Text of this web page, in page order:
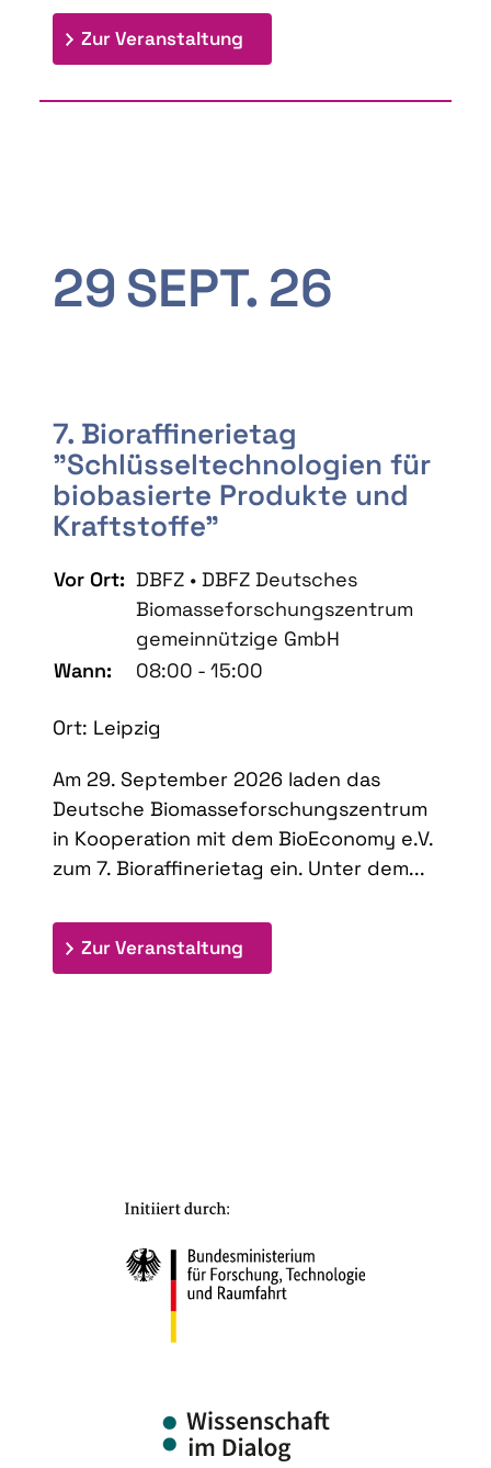
Zur Veranstaltung
29SEPT. 26
7. Bioraffinerietag
"Schlüsseltechnologien für
biobasierte Produkte und
Kraftstoffe"
Vor Ort: DBFZ • DBFZ Deutsches
Biomasseforschungszentrum
gemeinnützige GmbH
Wann:
08:00 - 15:00
Ort: Leipzig
Am 29. September 2026 laden das
Deutsche Biomasseforschungszentrum
in Kooperation mit dem BioEconomy e.V.
zum 7. Bioraffinerietag ein. Unter dem...
Zur Veranstaltung